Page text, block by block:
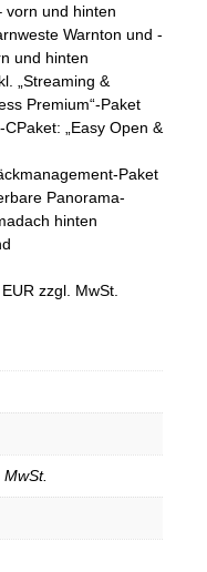
vorn und hinten
Warnton und -
und hinten
„Streaming &
Premium“-Paket
„Easy Open &
Paket
Panorama-
hinten
zzgl. MwSt.